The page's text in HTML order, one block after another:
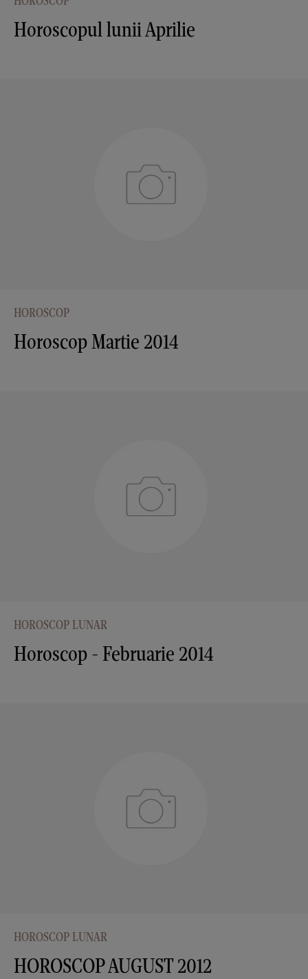
Horoscopul lunii Aprilie
HOROSCOP
Horoscop Martie 2014
HOROSCOP LUNAR
Horoscop - Februarie 2014
HOROSCOP LUNAR
HOROSCOP AUGUST 2012